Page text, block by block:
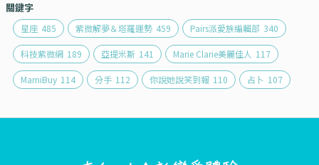
關鍵字
星座 485 紫微解夢＆塔羅運勢 459 Pairs派愛族編輯部 340
科技紫微網 189 亞提米斯 141 Marie Clarie美麗佳人 117
MamiBuy 114 分手 112 你說她說笑到報 110 占卜 107